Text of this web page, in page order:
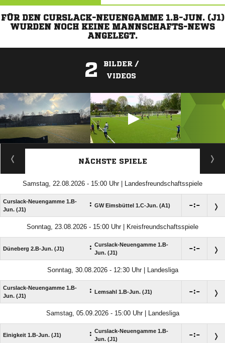
FÜR DEN CURSLACK-NEUENGAMME 1.B-JUN. (J1)
WURDEN NOCH KEINE MANNSCHAFTS-NEWS
ANGELEGT.
2
BILDER /
VIDEOS
ANZEIGE
NÄCHSTE SPIELE
Samstag, 22.08.2026 - 15:00 Uhr | Landesfreundschaftsspiele
Curslack-Neuengamme 1.B-
Jun. (J1)
: GW Eimsbüttel 1.C-Jun. (A1) :
Sonntag, 23.08.2026 - 15:00 Uhr | Kreisfreundschaftsspiele
Düneberg 2.B-Jun. (J1) : Curslack-Neuengamme 1.B-
Jun. (J1)
:
Sonntag, 30.08.2026 - 12:30 Uhr | Landesliga
Curslack-Neuengamme 1.B-
Jun. (J1)
: Lemsahl 1.B-Jun. (J1) :
Samstag, 05.09.2026 - 15:00 Uhr | Landesliga
Einigkeit 1.B-Jun. (J1) : Curslack-Neuengamme 1.B-
Jun. (J1)
: